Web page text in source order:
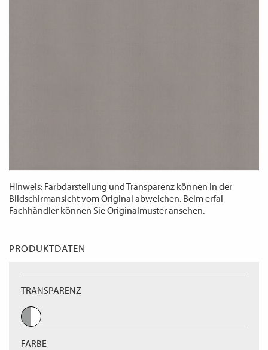
Hinweis: Farbdarstellung und Transparenz können in der
Bildschirmansicht vom Original abweichen. Beim erfal
Fachhändler können Sie Originalmuster ansehen.
PRODUKTDATEN
TRANSPARENZ
FARBE